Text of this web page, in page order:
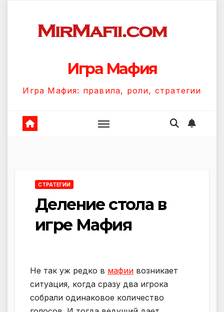
содержанию
Игра Мафия
Игра Мафия: правила, роли, стратегии
СТРАТЕГИИ
Деление стола в
игре Мафия
Не так уж редко в мафии возникает
ситуация, когда сразу два игрока
собрали одинаковое количество